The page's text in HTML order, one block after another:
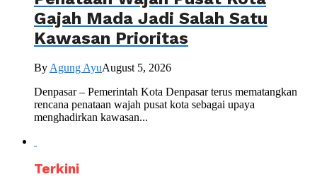
Gajah Mada Jadi Salah Satu
Kawasan Prioritas
ByAgung AyuAugust 5, 2026
Denpasar – Pemerintah Kota Denpasar terus mematangkan
rencana penataan wajah pusat kota sebagai upaya
menghadirkan kawasan...
Terkini